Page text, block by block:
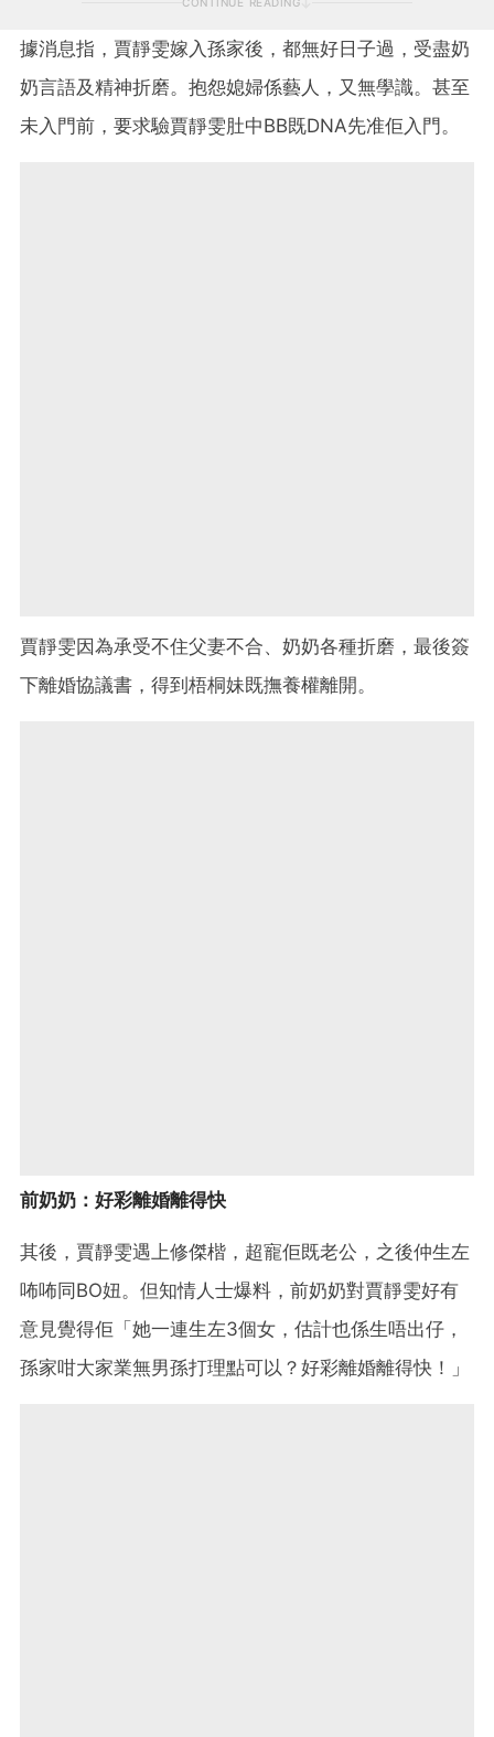
據消息指，賈靜雯嫁入孫家後，都無好日子過，受盡奶
奶言語及精神折磨。抱怨媳婦係藝人，又無學識。甚至
未入門前，要求驗賈靜雯肚中BB既DNA先准佢入門。
賈靜雯因為承受不住父妻不合、奶奶各種折磨，最後簽
下離婚協議書，得到梧桐妹既撫養權離開。
前奶奶：好彩離婚離得快
其後，賈靜雯遇上修傑楷，超寵佢既老公，之後仲生左
咘咘同BO妞。但知情人士爆料，前奶奶對賈靜雯好有
意見覺得佢「她一連生左3個女，估計也係生唔出仔，
孫家咁大家業無男孫打理點可以？好彩離婚離得快！」